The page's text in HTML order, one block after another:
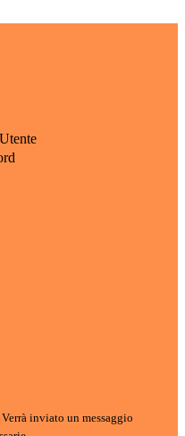
Verrà inviato un messaggio